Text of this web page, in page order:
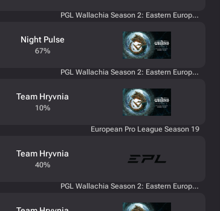
PGL Wallachia Season 2: Eastern Europe Closed Qualifier
Night Pulse
67%
PGL Wallachia Season 2: Eastern Europe Closed Qualifier
Team Hryvnia
10%
European Pro League Season 19
Team Hryvnia
40%
PGL Wallachia Season 2: Eastern Europe Open Qualifier #2